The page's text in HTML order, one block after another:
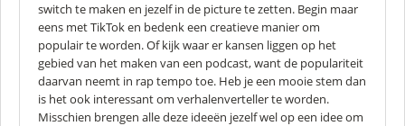
switch te maken en jezelf in de picture te zetten. Begin maar
eens met TikTok en bedenk een creatieve manier om
populair te worden. Of kijk waar er kansen liggen op het
gebied van het maken van een podcast, want de populariteit
daarvan neemt in rap tempo toe. Heb je een mooie stem dan
is het ook interessant om verhalenverteller te worden.
Misschien brengen alle deze ideeën jezelf wel op een idee om